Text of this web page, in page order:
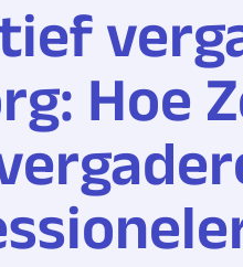
Hoe